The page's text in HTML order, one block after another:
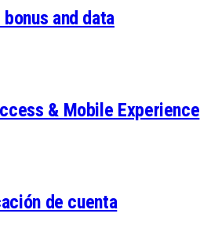
and data
& Mobile Experience
de cuenta